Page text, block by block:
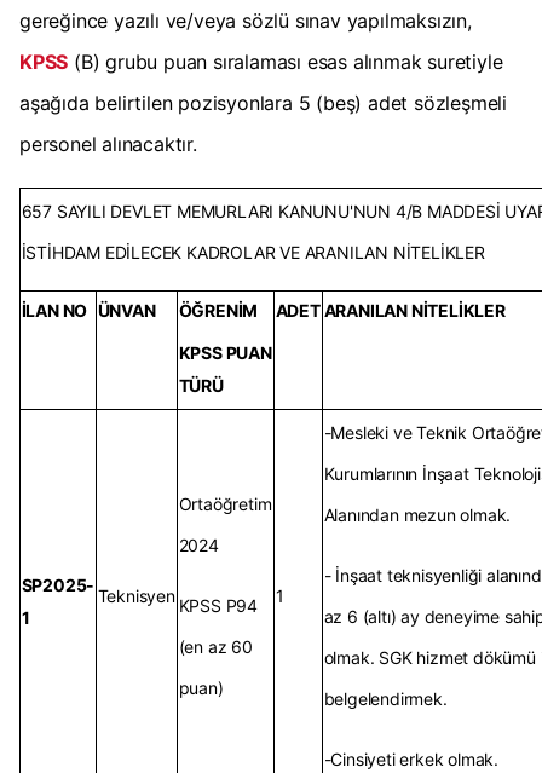
gereğince yazılı ve/veya sözlü sınav yapılmaksızın,
KPSS (B) grubu puan sıralaması esas alınmak suretiyle
aşağıda belirtilen pozisyonlara 5 (beş) adet sözleşmeli
personel alınacaktır.
657 SAYILI DEVLET MEMURLARI KANUNU'NUN 4/B MADDESİ
İSTİHDAM EDİLECEK KADROLAR VE ARANILAN NİTELİKLER
İLAN NO ÜNVAN ÖĞRENİM
KPSS PUAN
TÜRÜ
ADETARANILAN NİTELİKLER
SP2025-
1
Teknisyen
Ortaöğretim
2024
KPSS P94
(en az 60
puan)
1
-Mesleki ve Teknik
Kurumlarının İnşaat
Alanından mezun olmak.
- İnşaat teknisyenliği
az 6 (altı) ay deneyime
olmak. SGK hizmet dökümü
belgelendirmek.
-Cinsiyeti erkek olmak.